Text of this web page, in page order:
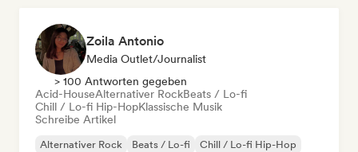
Zoila Antonio
Media Outlet/Journalist
> 100 Antworten gegeben
Acid-HouseAlternativer RockBeats / Lo-fi
Chill / Lo-fi Hip-HopKlassische Musik
Schreibe Artikel
Alternativer Rock Beats / Lo-fi
Chill / Lo-fi Hip-Hop